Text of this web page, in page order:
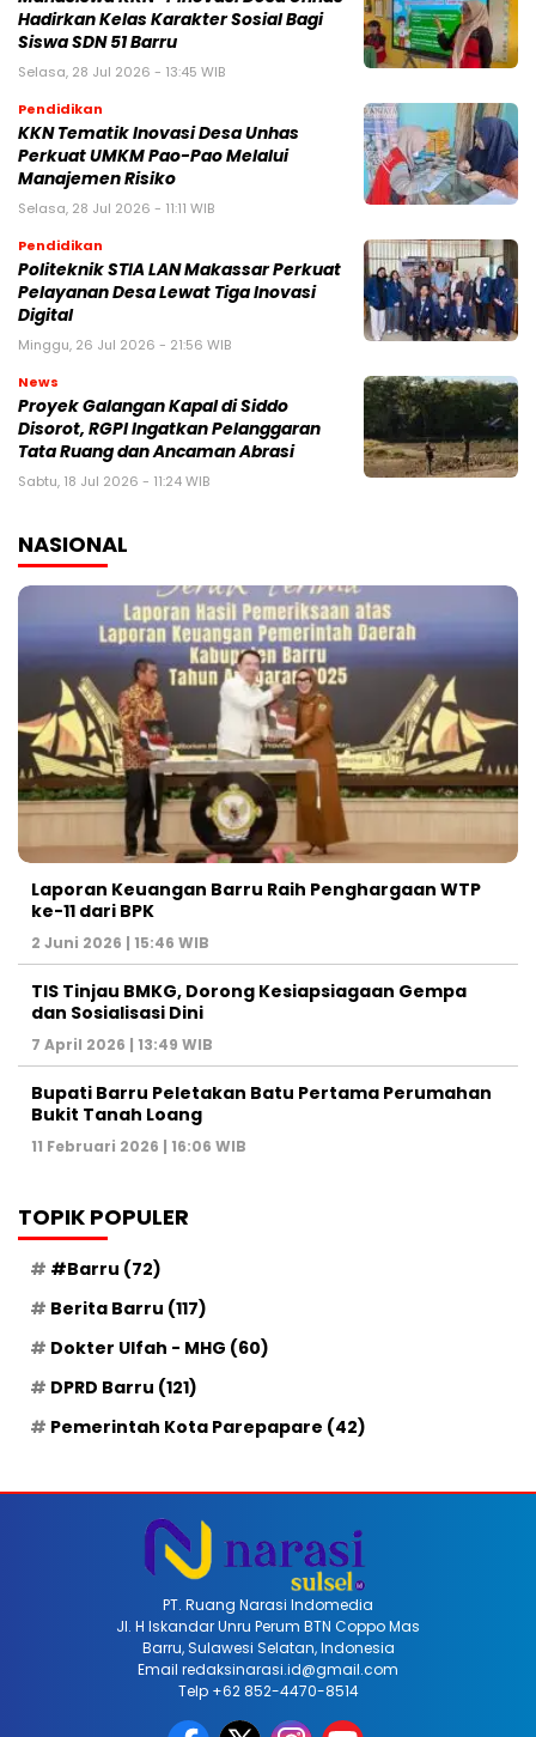
Hadirkan Kelas Karakter Sosial Bagi
Siswa SDN 51 Barru
Selasa, 28 Jul 2026 - 13:45 WIB
Pendidikan
KKN Tematik Inovasi Desa Unhas
Perkuat UMKM Pao-Pao Melalui
Manajemen Risiko
Selasa, 28 Jul 2026 - 11:11 WIB
Pendidikan
Politeknik STIA LAN Makassar Perkuat
Pelayanan Desa Lewat Tiga Inovasi
Digital
Minggu, 26 Jul 2026 - 21:56 WIB
News
Proyek Galangan Kapal di Siddo
Disorot, RGPI Ingatkan Pelanggaran
Tata Ruang dan Ancaman Abrasi
Sabtu, 18 Jul 2026 - 11:24 WIB
NASIONAL
Laporan Keuangan Barru Raih Penghargaan WTP
ke-11 dari BPK
2 Juni 2026 | 15:46 WIB
TIS Tinjau BMKG, Dorong Kesiapsiagaan Gempa
dan Sosialisasi Dini
7 April 2026 | 13:49 WIB
Bupati Barru Peletakan Batu Pertama Perumahan
Bukit Tanah Loang
11 Februari 2026 | 16:06 WIB
TOPIK POPULER
#Barru (72)
Berita Barru (117)
Dokter Ulfah - MHG (60)
DPRD Barru (121)
Pemerintah Kota Parepapare (42)
PT. Ruang Narasi Indomedia
Jl. H Iskandar Unru Perum BTN Coppo Mas
Barru, Sulawesi Selatan, Indonesia
Email redaksinarasi.id@gmail.com
Telp +62 852-4470-8514